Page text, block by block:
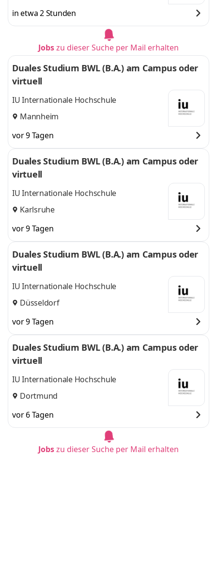
in etwa 2 Stunden
Jobszu dieser Suche per Mail erhalten
Duales Studium BWL (B.A.) am Campus oder
virtuell
IU Internationale Hochschule
Mannheim
vor 9 Tagen
Duales Studium BWL (B.A.) am Campus oder
virtuell
IU Internationale Hochschule
Karlsruhe
vor 9 Tagen
Duales Studium BWL (B.A.) am Campus oder
virtuell
IU Internationale Hochschule
Düsseldorf
vor 9 Tagen
Duales Studium BWL (B.A.) am Campus oder
virtuell
IU Internationale Hochschule
Dortmund
vor 6 Tagen
Jobszu dieser Suche per Mail erhalten